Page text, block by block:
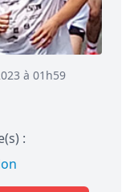
à 01h59
: